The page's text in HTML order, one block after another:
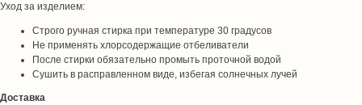
Уход за изделием:
Строго ручная стирка при температуре 30 градусов
Не применять хлорсодержащие отбеливатели
После стирки обязательно промыть проточной водой
Сушить в расправленном виде, избегая солнечных лучей
Доставка